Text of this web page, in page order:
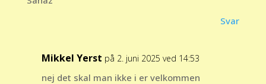
Svar
Mikkel Yerst på 2. juni 2025 ved 14:53
nej det skal man ikke i er velkommen